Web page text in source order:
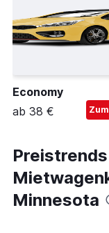
Economy
ab 38 €
Minnesota